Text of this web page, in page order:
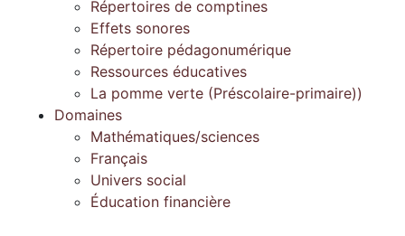
Répertoires de comptines
Effets sonores
Répertoire pédagonumérique
Ressources éducatives
La pomme verte (Préscolaire-primaire))
Domaines
Mathématiques/sciences
Français
Univers social
Éducation financière